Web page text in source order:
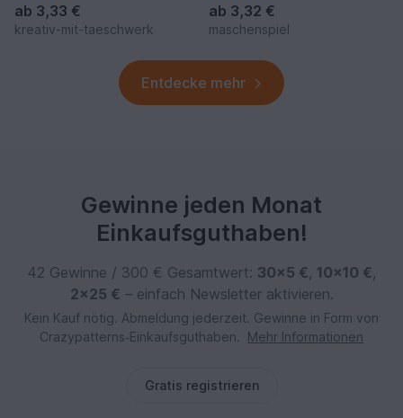
ab 3,33 €
kreativ-mit-taeschwerk
ab 3,32 €
maschenspiel
Entdecke mehr
Gewinne jeden Monat
Einkaufsguthaben!
42 Gewinne / 300 € Gesamtwert: 30×5 €, 10×10 €,
2×25 € – einfach Newsletter aktivieren.
Kein Kauf nötig. Abmeldung jederzeit. Gewinne in Form von
Crazypatterns‑Einkaufsguthaben.
Mehr Informationen
Gratis registrieren